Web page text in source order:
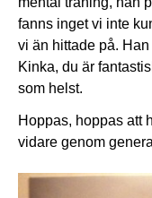
fanns inget vi inte
vi än hittade på.
Kinka, du är
som helst.
Hoppas, hoppas att
vidare genom